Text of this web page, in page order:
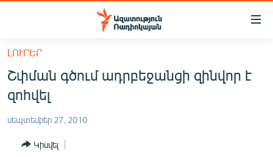
Մատչելիության
հիմնական
բովանդակությանը
Անցնել
հիմնական
մենյուին
ՀԱՅԱՍՏԱՆ
ՔԱՂԱՔԱԿԱՆ
ԸՆՏՐՈՒԹՅՈՒՆՆԵՐ 2026
ԻՐԱՎՈՒՆՔ
ԼՈՒՐԵՐ
Շփման գծում ադրբեջանցի զինվոր է
զոհվել
սեպտեմբեր 27, 2010
Կիսվել